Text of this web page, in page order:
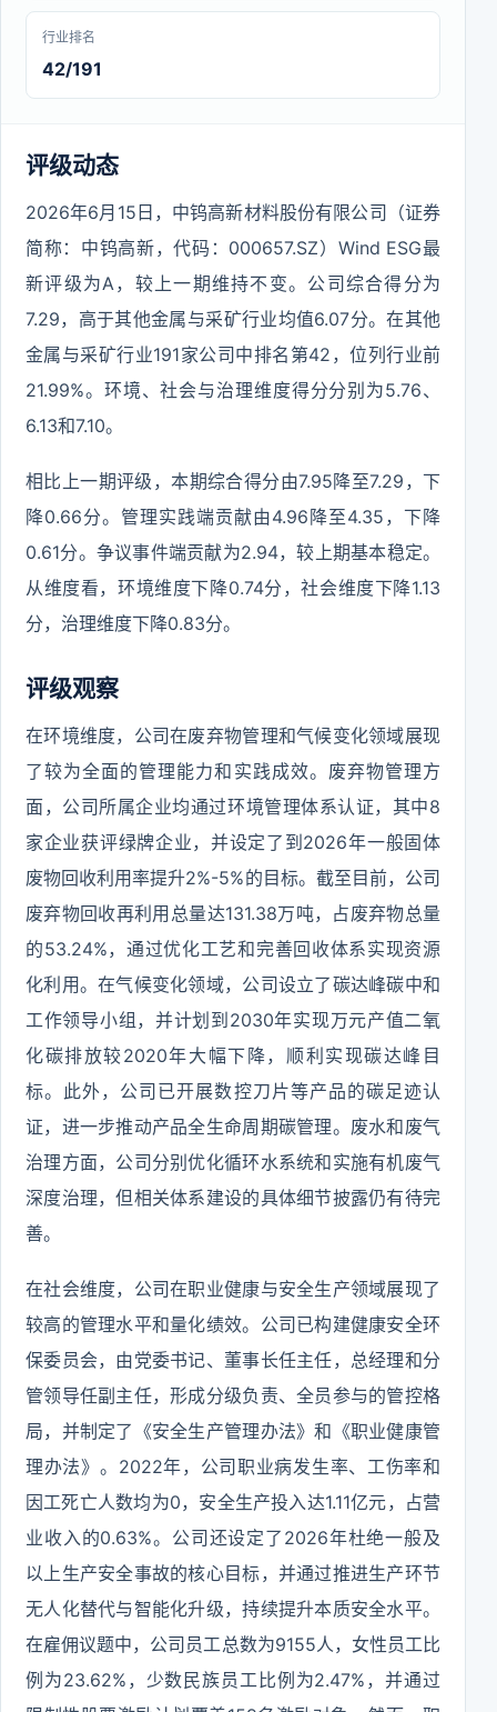
行业排名
42/191
评级动态
2026年6月15日，中钨高新材料股份有限公司（证券
简称：中钨高新，代码：000657.SZ）Wind ESG最
新评级为A，较上一期维持不变。公司综合得分为
7.29，高于其他金属与采矿行业均值6.07分。在其他
金属与采矿行业191家公司中排名第42，位列行业前
21.99%。环境、社会与治理维度得分分别为5.76、
6.13和7.10。
相比上一期评级，本期综合得分由7.95降至7.29，下
降0.66分。管理实践端贡献由4.96降至4.35，下降
0.61分。争议事件端贡献为2.94，较上期基本稳定。
从维度看，环境维度下降0.74分，社会维度下降1.13
分，治理维度下降0.83分。
评级观察
在环境维度，公司在废弃物管理和气候变化领域展现
了较为全面的管理能力和实践成效。废弃物管理方
面，公司所属企业均通过环境管理体系认证，其中8
家企业获评绿牌企业，并设定了到2026年一般固体
废物回收利用率提升2%-5%的目标。截至目前，公司
废弃物回收再利用总量达131.38万吨，占废弃物总量
的53.24%，通过优化工艺和完善回收体系实现资源
化利用。在气候变化领域，公司设立了碳达峰碳中和
工作领导小组，并计划到2030年实现万元产值二氧
化碳排放较2020年大幅下降，顺利实现碳达峰目
标。此外，公司已开展数控刀片等产品的碳足迹认
证，进一步推动产品全生命周期碳管理。废水和废气
治理方面，公司分别优化循环水系统和实施有机废气
深度治理，但相关体系建设的具体细节披露仍有待完
善。
在社会维度，公司在职业健康与安全生产领域展现了
较高的管理水平和量化绩效。公司已构建健康安全环
保委员会，由党委书记、董事长任主任，总经理和分
管领导任副主任，形成分级负责、全员参与的管控格
局，并制定了《安全生产管理办法》和《职业健康管
理办法》。2022年，公司职业病发生率、工伤率和
因工死亡人数均为0，安全生产投入达1.11亿元，占营
业收入的0.63%。公司还设定了2026年杜绝一般及
以上生产安全事故的核心目标，并通过推进生产环节
无人化替代与智能化升级，持续提升本质安全水平。
在雇佣议题中，公司员工总数为9155人，女性员工比
例为23.62%，少数民族员工比例为2.47%，并通过